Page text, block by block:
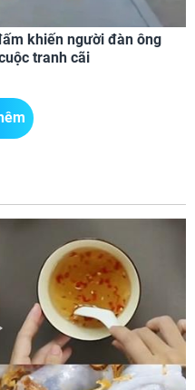
khiến người đàn ông
tranh cãi